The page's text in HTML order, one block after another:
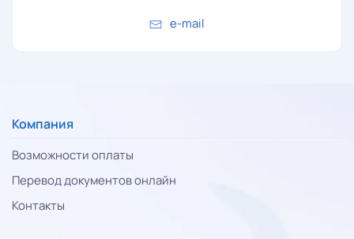
e-mail
Компания
Возможности оплаты
Перевод документов онлайн
Контакты